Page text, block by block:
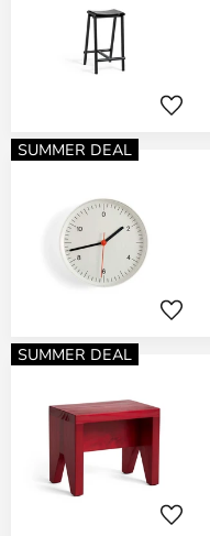
SUMMER DEAL
SUMMER DEAL